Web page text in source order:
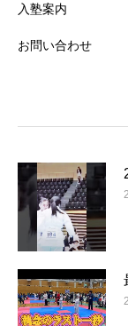
入塾案内
お問い合わせ